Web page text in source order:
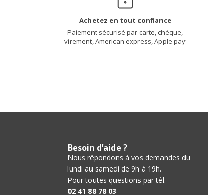
Achetez en tout confiance
Paiement sécurisé par carte, chèque,
virement, American express, Apple pay
Besoin d’aide ?
Nous répondons à vos demandes du
lundi au samedi de 9h à 19h.
Pour toutes questions par tél.
02 41 88 78 03